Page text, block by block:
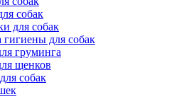
собак
для собак
гигиены для собак
груминга
щенков
собак